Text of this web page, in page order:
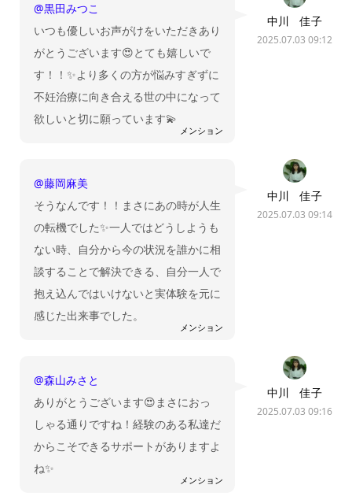
中川 佳子
2025.07.03 09:12
メンション
@黒田みつこ
いつも優しいお声がけをいただきあり
がとうございます😍とても嬉しいで
す！！✨より多くの方が悩みすぎずに
不妊治療に向き合える世の中になって
欲しいと切に願っています💫
中川 佳子
2025.07.03 09:14
メンション
@藤岡麻美
そうなんです！！まさにあの時が人生
の転機でした✨一人ではどうしようも
ない時、自分から今の状況を誰かに相
談することで解決できる、自分一人で
抱え込んではいけないと実体験を元に
感じた出来事でした。
中川 佳子
2025.07.03 09:16
メンション
@森山みさと
ありがとうございます😍まさにおっ
しゃる通りですね！経験のある私達だ
からこそできるサポートがありますよ
ね✨